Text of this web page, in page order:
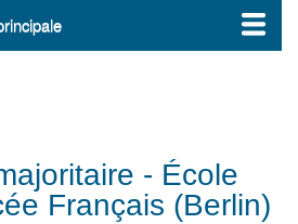
- École
Français (Berlin)